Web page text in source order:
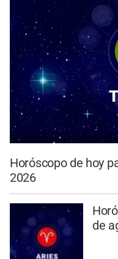
Horóscopo de hoy
2026
de